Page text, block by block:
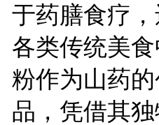
于药膳食疗
各类传统美
粉作为山药
品，凭借其